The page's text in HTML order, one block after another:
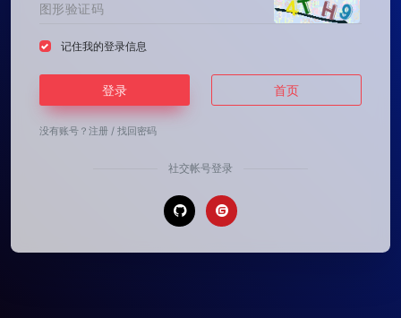
记住我的登录信息
登录 首页
没有账号？ 注册 / 找回密码
社交帐号登录